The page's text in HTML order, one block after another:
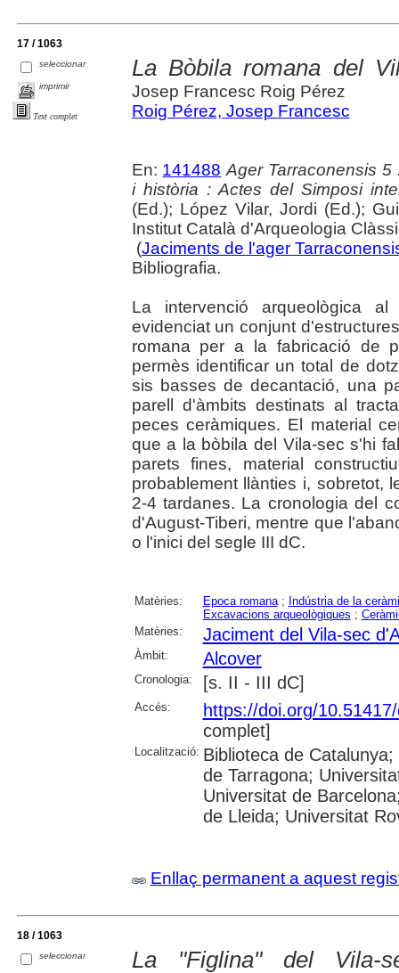
17 / 1063
seleccionar
imprimir
Text complet
La Bòbila romana del
Josep Francesc Roig Pérez
Roig Pérez, Josep Francesc
En: 141488 Ager Tarraconensis
i història : Actes del Simposi
(Ed.); López Vilar, Jordi (Ed.);
Institut Català d'Arqueologia
(Jaciments de l'ager
Bibliografia.
La intervenció arqueològica
evidenciat un conjunt
romana per a la fabricació de
permès identificar un total de
sis basses de decantació, una
parell d'àmbits destinats al
peces ceràmiques. El material
que a la bòbila del Vila-sec s'hi
parets fines, material
probablement llànties i, sobretot,
2-4 tardanes. La cronologia del
d'August-Tiberi, mentre que
o l'inici del segle III dC.
Matèries: Epoca romana; Indústria de la
Excavacions arqueològiques ;
Matèries:
Jaciment del Vila-sec
Àmbit: Alcover
Cronologia: [s. II - III dC]
Accés:
https://doi.org/
complet]
Localització: Biblioteca de
de Tarragona;
Universitat de
de Lleida; Universitat
Enllaç permanent a aquest
18 / 1063
seleccionar La "Figlina" del Vila-